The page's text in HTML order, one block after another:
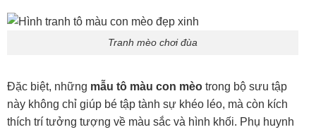
Tranh mèo chơi đùa
Đặc biệt, những mẫu tô màu con mèo trong bộ sưu tập
này không chỉ giúp bé tập tành sự khéo léo, mà còn kích
thích trí tưởng tượng về màu sắc và hình khối. Phụ huynh